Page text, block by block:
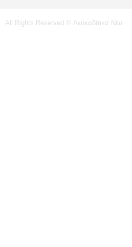
All Rights Reserved © Λευκαδίτικα Νέα